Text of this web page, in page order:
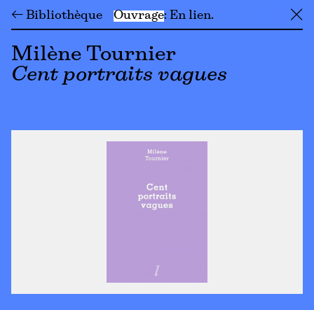
← Bibliothèque Ouvrage En lien ╳
Milène Tournier
Cent portraits vagues